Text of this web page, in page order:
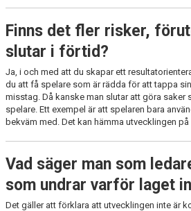
NY MEDLEM / PROVTRÄNINGAR
TRYGG FÖRENING
Finns det fler risker,
slutar i förtid?
Ja, i och med att du skapar ett
du att få spelare som är rädda för att tappa
misstag. Då kanske man slutar att göra saker
spelare. Ett exempel är att spelaren bara
bekväm med. Det kan hämma utvecklingen på
Vad säger man som
som undrar varför laget
Det gäller att förklara att utvecklingen inte är